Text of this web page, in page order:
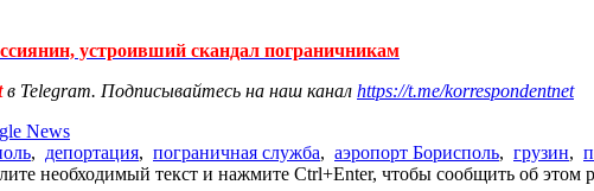
устроивший скандал пограничникам
в Telegram. Подписывайтесь на наш канал https://t.me/korrespondentnet
News
, депортация, пограничная служба, аэропорт Борисполь, грузин,
необходимый текст и нажмите Ctrl+Enter, чтобы сообщить об этом